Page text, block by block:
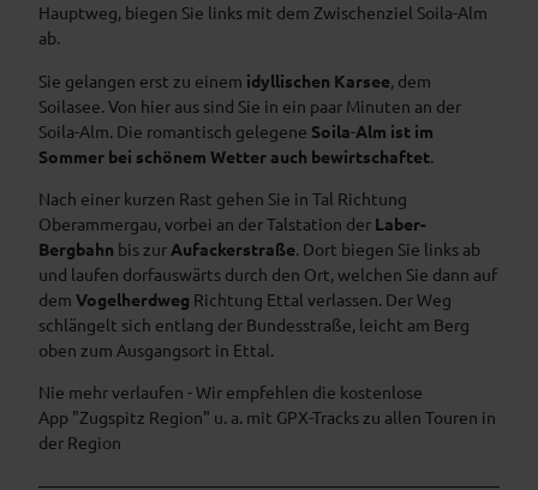
Hauptweg, biegen Sie links mit dem Zwischenziel Soila-Alm
ab.
Sie gelangen erst zu einem idyllischen Karsee , dem
Soilasee. Von hier aus sind Sie in ein paar Minuten an der
Soila-Alm. Die romantisch gelegene Soila-Alm ist im
Sommer bei schönem Wetter auch bewirtschaftet
Nach einer kurzen Rast gehen Sie in Tal Richtung
Oberammergau, vorbei an der Talstation der Laber-
Bergbahn bis zur Aufackerstraße. Dort biegen Sie links ab
und laufen dorfauswärts durch den Ort, welchen Sie dann auf
dem Vogelherdweg Richtung Ettal verlassen. Der Weg
schlängelt sich entlang der Bundesstraße, leicht am Berg
oben zum Ausgangsort in Ettal.
Nie mehr verlaufen - Wir empfehlen die kostenlose
App "Zugspitz Region" u. a. mit GPX-Tracks zu allen Touren in
der Region